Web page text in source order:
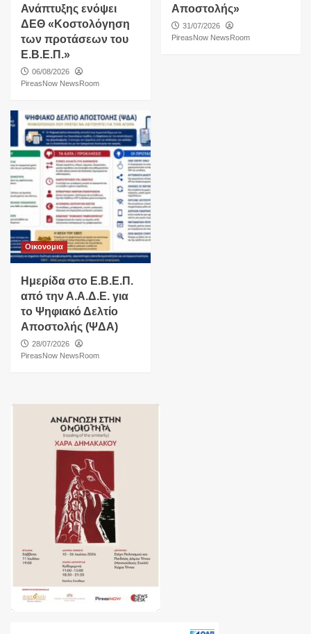
Ανάπτυξης ενόψει
ΔΕΘ «Κοστολόγηση
των προτάσεων του
Ε.Β.Ε.Π.»
06/08/2026
PireasNow NewsRoom
Αποστολής»
31/07/2026
PireasNow NewsRoom
Οικονομια
Ημερίδα στο Ε.Β.Ε.Π.
από την Α.Α.Δ.Ε. για
το Ψηφιακό Δελτίο
Αποστολής (ΨΔΑ)
28/07/2026
PireasNow NewsRoom